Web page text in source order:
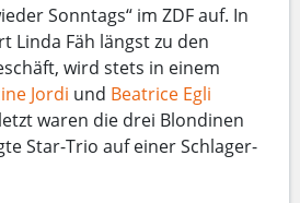
Sonntags“ im ZDF auf. In
Linda Fäh längst zu den
wird stets in einem
Jordi und Beatrice Egli
waren die drei Blondinen
Star-Trio auf einer Schlager-